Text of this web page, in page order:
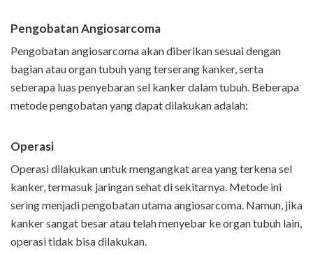
Pengobatan Angiosarcoma
Pengobatan angiosarcoma akan diberikan sesuai dengan
bagian atau organ tubuh yang terserang kanker, serta
seberapa luas penyebaran sel kanker dalam tubuh. Beberapa
metode pengobatan yang dapat dilakukan adalah:
Operasi
Operasi dilakukan untuk mengangkat area yang terkena sel
kanker, termasuk jaringan sehat di sekitarnya. Metode ini
sering menjadi pengobatan utama angiosarcoma. Namun, jika
kanker sangat besar atau telah menyebar ke organ tubuh lain,
operasi tidak bisa dilakukan.